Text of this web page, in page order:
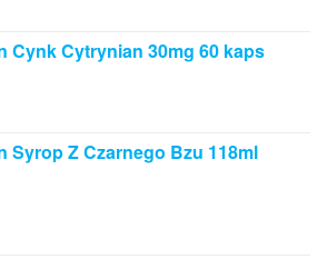
Cynk Cytrynian 30mg 60 kaps
Syrop Z Czarnego Bzu 118ml